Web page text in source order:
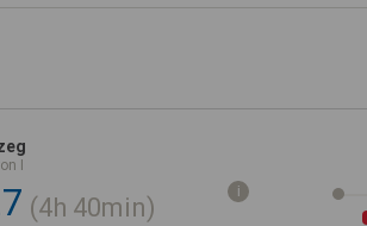
I
4h 40min